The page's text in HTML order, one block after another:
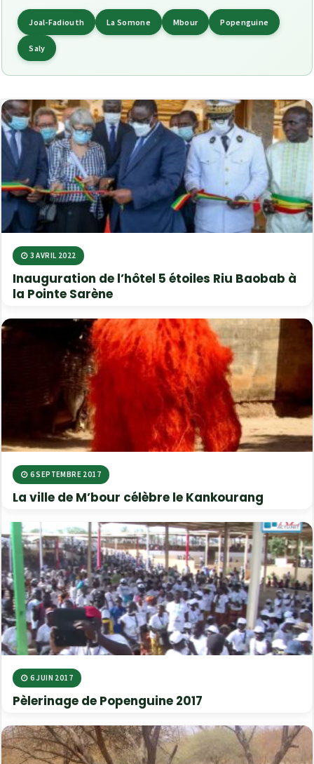
Joal-Fadiouth La Somone Mbour Popenguine
Saly
Inauguration de l’hôtel 5 étoiles Riu Baobab à
la Pointe Sarène
3 AVRIL 2022
La ville de M’bour célèbre le Kankourang
6 SEPTEMBRE 2017
Pèlerinage de Popenguine 2017
6 JUIN 2017